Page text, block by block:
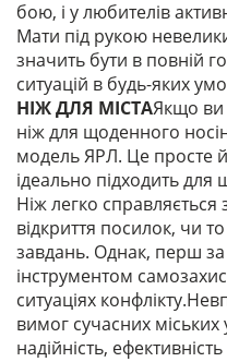
бою, і у любителів
Мати під рукою
значить бути в повній
ситуацій в будь-яких
НІЖ ДЛЯ МІСТАЯкщо ви
ніж для щоденного
модель ЯРЛ. Це просте
ідеально підходить
Ніж легко
відкриття посилок, чи
завдань. Однак, перш за
інструментом
ситуаціях
вимог сучасних
надійність,